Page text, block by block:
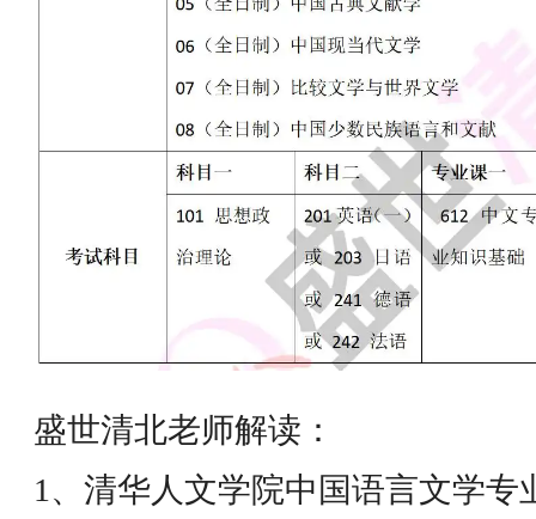
盛世清北老师解读：
1、清华人文学院中国语言文学专